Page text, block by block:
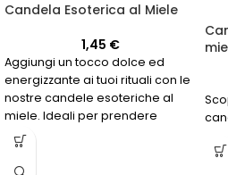
Candela Esoterica al Miele
1,45 €
Aggiungi un tocco dolce ed
energizzante ai tuoi rituali con le
nostre candele esoteriche al
miele. Ideali per prendere
decisioni importanti e trovare
chiarezza nel tuo cammino.